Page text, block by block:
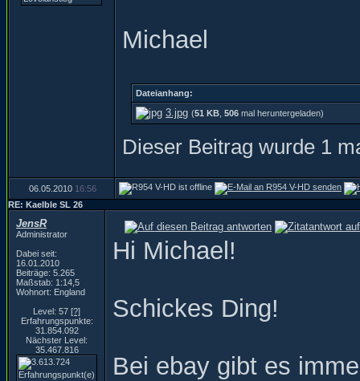
Michael
Dateianhang:
3.jpg (51 KB 506 mal heruntergeladen)
Dieser Beitrag wurde 1
06.05.2010 16:56
RE: Kaelble SL 26
JensR
Administrator
Dabei seit:
16.01.2010
Beiträge: 5.265
Maßstab: 1:14,5
Wohnort: England
Level: 57 [?]
Erfahrungspunkte:
31.854.092
Nächster Level:
35.467.816
Hi Michael!
Schickes Ding!
Bei ebay gibt es